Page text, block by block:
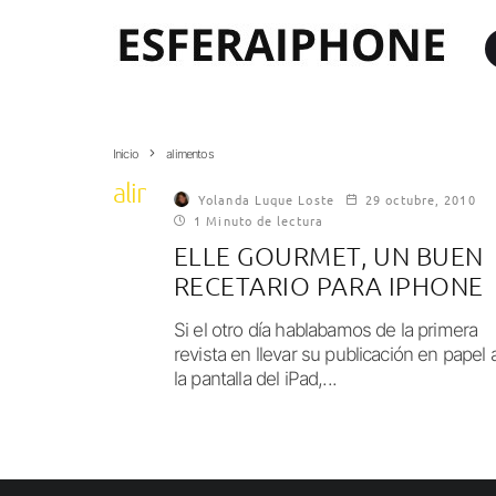
Inicio alimentos
alimentosYolanda Luque Loste
29 octubre, 2010
1 Minuto de lectura
ELLE GOURMET, UN BUEN
RECETARIO PARA IPHONE
Si el otro día hablabamos de la primera
revista en llevar su publicación en papel
la pantalla del iPad,...